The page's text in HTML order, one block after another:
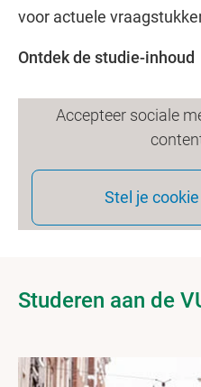
voor actuele
Ontdek de studie-inhoud
Accepteer sociale
Stel je
Studeren aan de